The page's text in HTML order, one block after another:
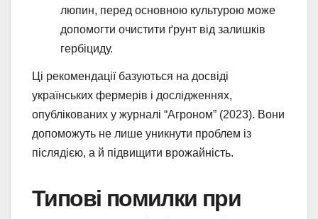
люпин, перед основною культурою може
допомогти очистити ґрунт від залишків
гербіциду.
Ці рекомендації базуються на досвіді
українських фермерів і дослідженнях,
опублікованих у журналі “Агроном” (2023). Вони
допоможуть не лише уникнути проблем із
післядією, а й підвищити врожайність.
Типові помилки при